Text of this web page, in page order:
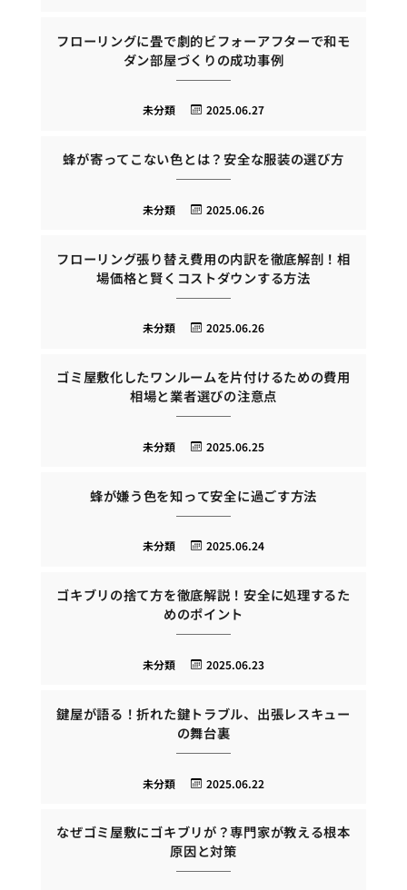
フローリングに畳で劇的ビフォーアフターで和モ
ダン部屋づくりの成功事例
2025.06.27
未分類
蜂が寄ってこない色とは？安全な服装の選び方
2025.06.26
未分類
フローリング張り替え費用の内訳を徹底解剖！相
場価格と賢くコストダウンする方法
2025.06.26
未分類
ゴミ屋敷化したワンルームを片付けるための費用
相場と業者選びの注意点
2025.06.25
未分類
蜂が嫌う色を知って安全に過ごす方法
2025.06.24
未分類
ゴキブリの捨て方を徹底解説！安全に処理するた
めのポイント
2025.06.23
未分類
鍵屋が語る！折れた鍵トラブル、出張レスキュー
の舞台裏
2025.06.22
未分類
なぜゴミ屋敷にゴキブリが？専門家が教える根本
原因と対策